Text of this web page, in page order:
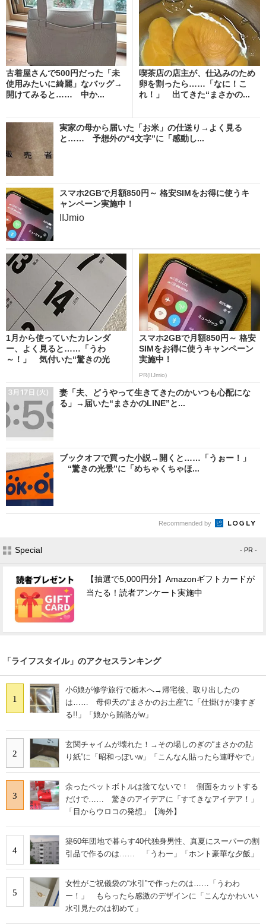
古着屋さんで500円だった「未
使用みたいに綺麗」なバッグ→
開けてみると…… 中か...
喫茶店の店主が、仕込みのため
卵を割ったら……「なに！こ
れ！」 出てきた“まさかの...
実家の母から届いた「お米」の仕送り→よく見る
と…… 予想外の“4文字”に「感動し...
スマホ2GBで月額850円～ 格安SIMをお得に使うキ
ャンペーン実施中！
IIJmio
1月から使っていたカレンダ
ー、よく見ると……「うわ
～！」 気付いた“驚きの光
スマホ2GBで月額850円～ 格安
SIMをお得に使うキャンペーン
実施中！
PR(IIJmio)
妻「夫、どうやって生きてきたのかいつも心配にな
る」→届いた“まさかのLINE”と...
ブックオフで買った小説→開くと……「うぉー！」
“驚きの光景”に「めちゃくちゃほ...
Recommended by
Special - PR -
【抽選で5,000円分】Amazonギフトカードが
当たる！読者アンケート実施中
「ライフスタイル」のアクセスランキング
1
小6娘が修学旅行で栃木へ→帰宅後、取り出したの
は…… 母仰天の“まさかのお土産”に「仕掛けが凄すぎ
る!!」「娘から賄賂がw」
2
玄関チャイムが壊れた！→その場しのぎの“まさかの貼
り紙”に「昭和っぽいw」「こんなん貼ったら連呼やで」
3
余ったペットボトルは捨てないで！ 側面をカットする
だけで…… 驚きのアイデアに「すてきなアイデア！」
「目からウロコの発想」【海外】
4
築60年団地で暮らす40代独身男性、真夏にスーパーの割
引品で作るのは…… 「うわー」「ホント豪華な夕飯」
5
女性がご祝儀袋の“水引”で作ったのは……「うわわ
ー！」 もらったら感激のデザインに「こんなかわいい
水引見たのは初めて」